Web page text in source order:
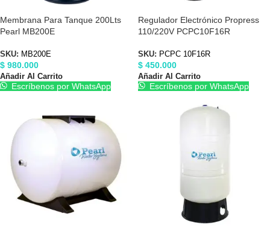
Membrana Para Tanque 200Lts
Pearl MB200E
SKU: MB200E
$ 980.000
Añadir Al Carrito
Escríbenos por WhatsApp
Regulador Electrónico Propress
110/220V PCPC10F16R
SKU: PCPC 10F16R
$ 450.000
Añadir Al Carrito
Escríbenos por WhatsApp